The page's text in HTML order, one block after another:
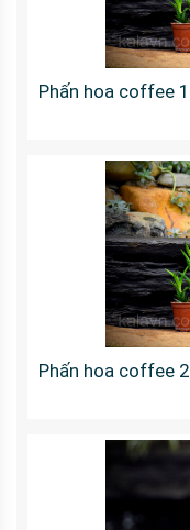
Phấn hoa coffee 1
Phấn hoa coffee 2